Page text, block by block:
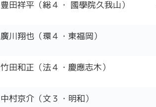
豊田祥平（総４・ 國學院久我山）
廣川翔也（環４・東福岡）
竹田和正（法４・慶應志木）
中村京介（文３・明和）